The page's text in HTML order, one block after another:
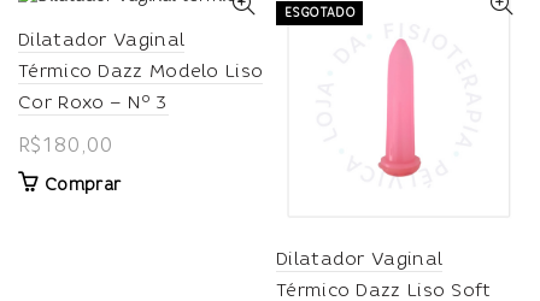
Dilatador Vaginal
Térmico Dazz Modelo Liso
Cor Roxo – Nº 3
R$180,00
Comprar
ESGOTADO
Dilatador Vaginal
Térmico Dazz Liso Soft